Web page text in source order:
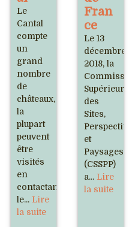
Le
Cantal
compte
un
grand
nombre
de
châteaux,
la
plupart
peuvent
être
visités
en
contactant
le... Lire
la suite
Fran
ce
Le 13
décembre
2018, la
Commission
Supérieure
des
Sites,
Perspectives
et
Paysages
(CSSPP)
a... Lire
la suite